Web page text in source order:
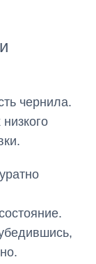
чернила.